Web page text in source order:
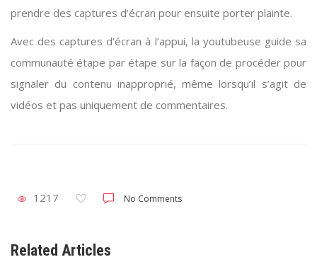
prendre des captures d’écran pour ensuite porter plainte.
Avec des captures d’écran à l’appui, la youtubeuse guide sa
communauté étape par étape sur la façon de procéder pour
signaler du contenu inapproprié, même lorsqu’il s’agit de
vidéos et pas uniquement de commentaires.
1217 No Comments
Related Articles